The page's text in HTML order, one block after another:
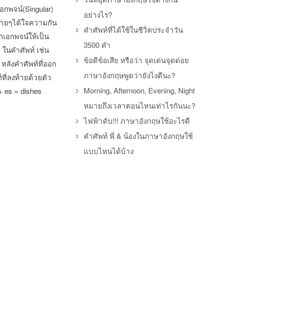
พจน์(Singular)
ยๆได้ใจความกัน
อกพจน์ให้เป็น
นคำศัพท์ เช่น
หลังคำศัพท์ที่ออก
ที่ลงท้ายด้วยตัว
es = dishes
อย่างไร?
คำศัพท์ที่ได้ใช้ในชีวิตประจำวัน
3500 คำ
ข้อดีข้อเสีย หรือว่า จุดเด่นจุดด่อย
ภาษาอังกฤษพูดว่ายังไงดีนะ?
Morning, Afternoon, Evening, Night
หมายถึงเวลาตอนไหนเท่าไรกันนะ?
ไฟฟ้าดับ!!! ภาษาอังกฤษใช้อะไรดี
คำศัพท์ พี่ & น้องในภาษาอังกฤษใช้
แบบไหนได้บ้าง